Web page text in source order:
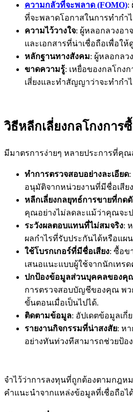
ความกลัวที่จะพลาด (FOMO):
ที่จะพลาดโอกาสในการทำกำไ
ความไว้วางใจ: ผู้หลอกลวงอา
และเอกสารที่น่าเชื่อถือเพื่อใ
หลักฐานทางสังคม: ผู้หลอกลว
ขาดความรู้: เหยื่อของกลโกง
เสี่ยงและทำสัญญาว่าจะทำกำไ
วิธีหลีกเลี่ยงกลโกงการ
มีมาตรการง่ายๆ หลายประการที่คุ
ทำการตรวจสอบอย่างละเอียด
อนุมัติจากหน่วยงานที่มีชื่อเสี
หลีกเลี่ยงกลยุทธ์การขายที่กด
คุณอย่างไม่ลดละแม้ว่าคุณจะป
ระวังผลตอบแทนที่ไม่สมจริง:
ผลกำไรที่รับประกันได้หรือแผ
ใช้โบรกเกอร์ที่มีชื่อเสียง: ซื้อข
เสนอแนะแบบผู้ใช้จากนักเทร
ปกป้องข้อมูลส่วนบุคคลของคุ
การตรวจสอบบัญชีของคุณ พว
ขั้นตอนเมื่อเป็นไปได้.
ติดตามข้อมูล: อัปเดตข้อมูลเ
รายงานกิจกรรมที่น่าสงสัย: ห
อย่างทันท่วงทีสามารถช่วยป้อ
จำไว้ว่าการลงทุนที่ถูกต้องตามกฎห
คำแนะนำจากแหล่งข้อมูลที่เชื่อถือไ